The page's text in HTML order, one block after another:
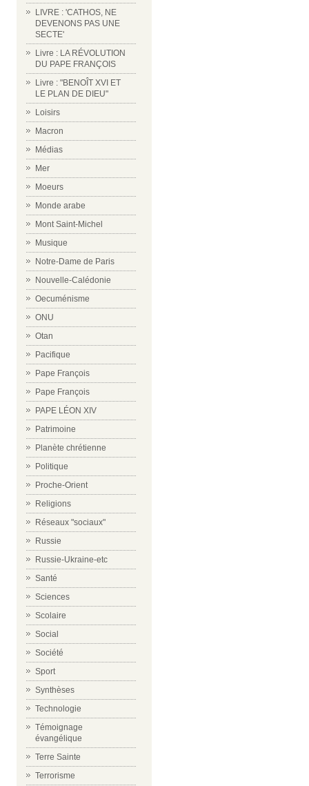
LIVRE : 'CATHOS, NE
DEVENONS PAS UNE
SECTE'
Livre : LA RÉVOLUTION
DU PAPE FRANÇOIS
Livre : "BENOÎT XVI ET
LE PLAN DE DIEU"
Loisirs
Macron
Médias
Mer
Moeurs
Monde arabe
Mont Saint-Michel
Musique
Notre-Dame de Paris
Nouvelle-Calédonie
Oecuménisme
ONU
Otan
Pacifique
Pape François
Pape François
PAPE LÉON XIV
Patrimoine
Planète chrétienne
Politique
Proche-Orient
Religions
Réseaux "sociaux"
Russie
Russie-Ukraine-etc
Santé
Sciences
Scolaire
Social
Société
Sport
Synthèses
Technologie
Témoignage
évangélique
Terre Sainte
Terrorisme